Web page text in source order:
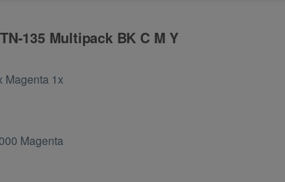
135 Multipack BK C M Y
Magenta 1x
Magenta